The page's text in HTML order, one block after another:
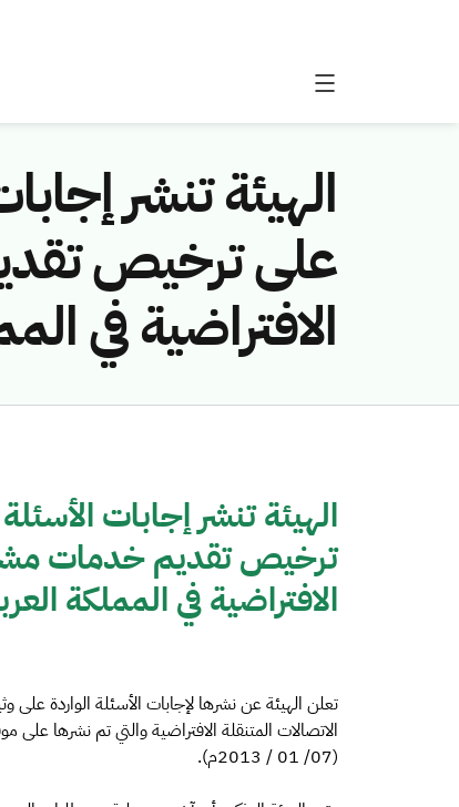
الهيئة تنشر
على ترخيص
الافتراضية في
الهيئة تنشر إجابات
ترخيص تقديم خدمات
الافتراضية في المملكة
تعلن الهيئة عن نشرها لإجابات الأسئلة
(07/ 01 / 2013م).